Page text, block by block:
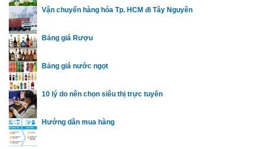
Vận chuyển hàng hóa Tp. HCM đi Tây Nguyên
Bảng giá Rượu
Bảng giá nước ngọt
10 lý do nên chọn siêu thị trực tuyến
Hướng dẫn mua hàng